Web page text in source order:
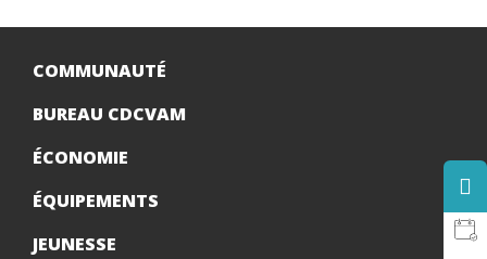
COMMUNAUTÉ
BUREAU CDCVAM
ÉCONOMIE
ÉQUIPEMENTS
JEUNESSE